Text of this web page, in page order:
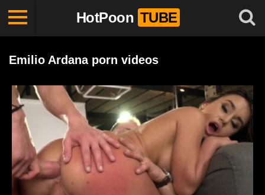
HotPoon TUBE
Emilio Ardana porn videos